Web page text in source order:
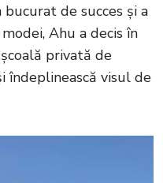
de succes și a
Ahu a decis în
privată de
îndeplinească visul de